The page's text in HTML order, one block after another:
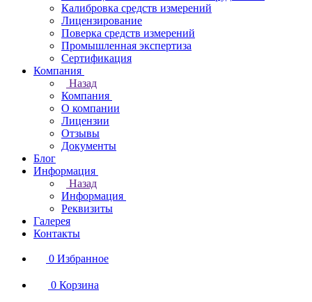
Калибровка средств измерений
Лицензирование
Поверка средств измерений
Промышленная экспертиза
Сертификация
Компания
Назад
Компания
О компании
Лицензии
Отзывы
Документы
Блог
Информация
Назад
Информация
Реквизиты
Галерея
Контакты
0 Избранное
0 Корзина